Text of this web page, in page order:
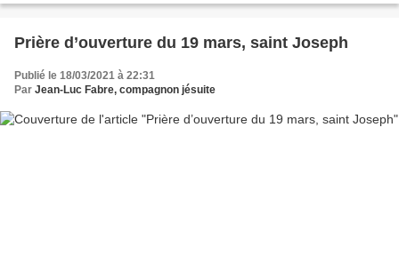
Prière d’ouverture du 19 mars, saint Joseph
Publié le 18/03/2021 à 22:31
Par Jean-Luc Fabre, compagnon jésuite